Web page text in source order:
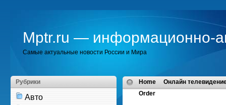
Mptr.ru — информационно-
Самые актуальные новости России и Мира
Рубрики
Авто
Home
Онлайн
Order